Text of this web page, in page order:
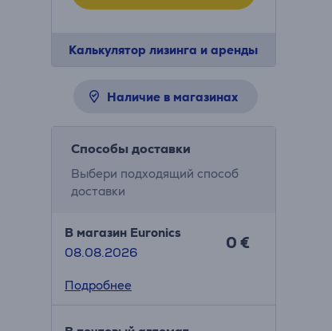
Калькулятор лизинга и аренды
Наличие в магазинах
Способы доставки
Выбери подходящий способ
доставки
В магазин Euronics
08.08.2026
0 €
Подробнее